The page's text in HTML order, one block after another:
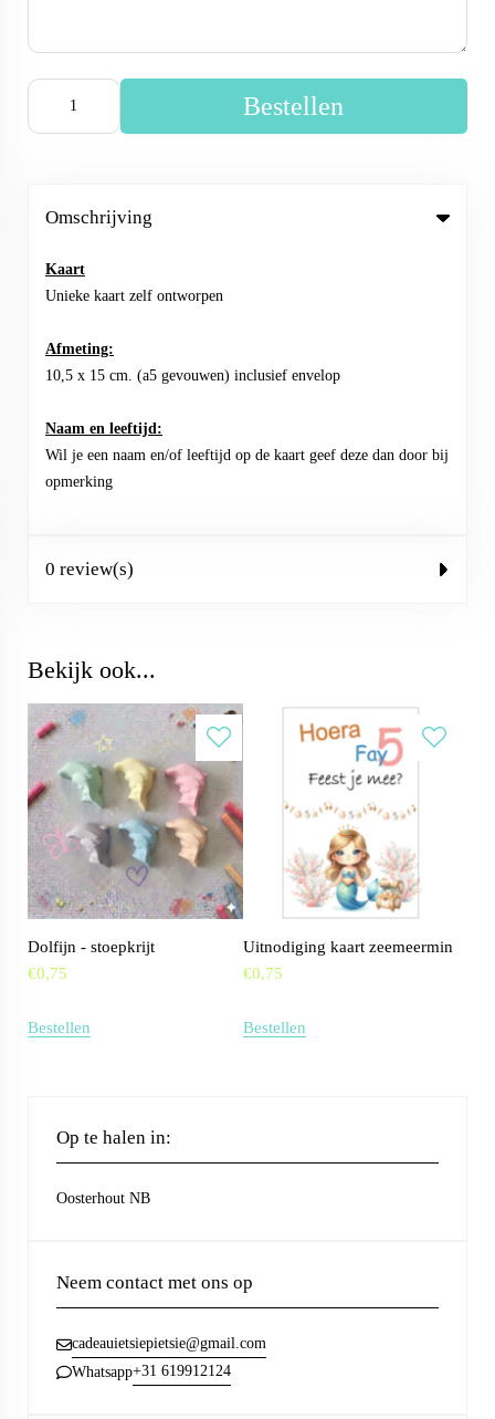
Bestellen
Omschrijving
Kaart
Unieke kaart zelf ontworpen
Afmeting:
10,5 x 15 cm. (a5 gevouwen) inclusief envelop
Naam en leeftijd:
Wil je een naam en/of leeftijd op de kaart geef deze dan door bij
opmerking
0 review(s)
Bekijk ook...
Dolfijn - stoepkrijt
€0,75
Bestellen
Uitnodiging kaart zeemeermin
€0,75
Bestellen
Op te halen in:
Oosterhout NB
Neem contact met ons op
cadeauietsiepietsie@gmail.com
Whatsapp+31 619912124